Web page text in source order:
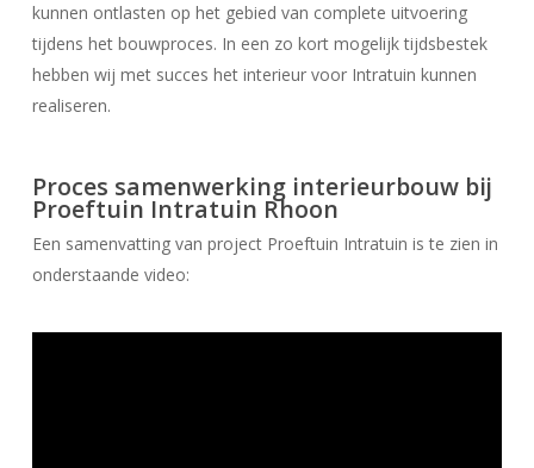
kunnen ontlasten op het gebied van complete uitvoering
tijdens het bouwproces. In een zo kort mogelijk tijdsbestek
hebben wij met succes het interieur voor Intratuin kunnen
realiseren.
Proces samenwerking interieurbouw bij
Proeftuin Intratuin Rhoon
Een samenvatting van project Proeftuin Intratuin is te zien in
onderstaande video: